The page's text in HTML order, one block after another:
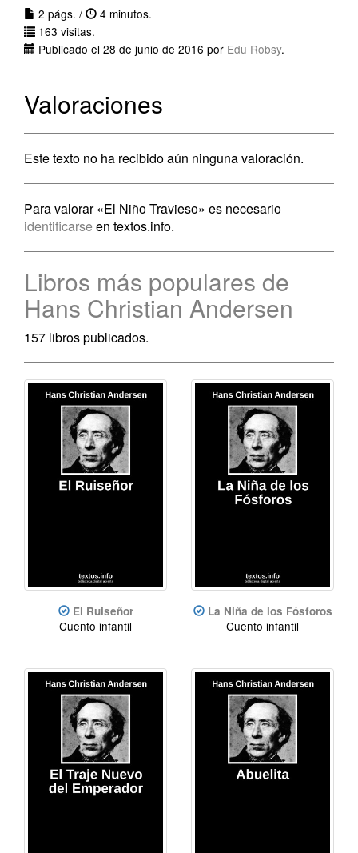
2 págs. /
4 minutos.
163 visitas.
Publicado el 28 de junio de 2016 por Edu Robsy.
Valoraciones
Este texto no ha recibido aún ninguna valoración.
Para valorar «El Niño Travieso» es necesario
identificarse en textos.info.
Libros más populares de
Hans Christian Andersen
157 libros publicados.
El Ruiseñor
Cuento infantil
La Niña de los Fósforos
Cuento infantil